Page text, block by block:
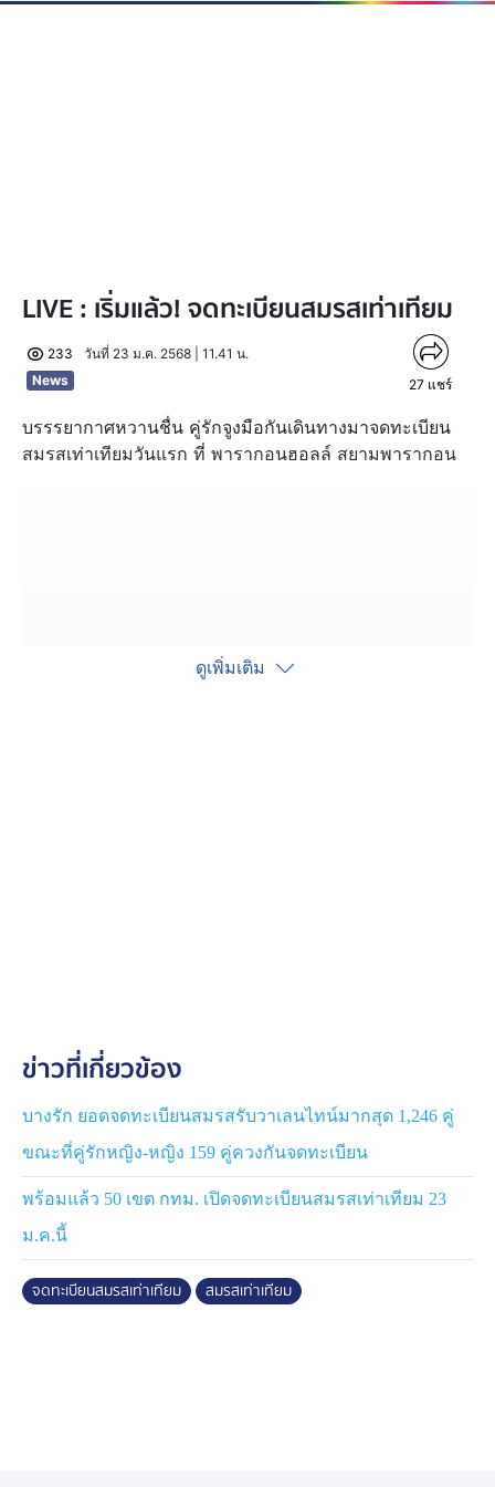
LIVE : เริ่มแล้ว! จดทะเบียนสมรสเท่าเทียม
233
วันที่ 23 ม.ค. 2568 | 11.41 น.
News
27 แชร์
บรรรยากาศหวานชื่น คู่รักจูงมือกันเดินทางมาจดทะเบียน
สมรสเท่าเทียมวันแรก ที่ พารากอนฮอลล์ สยามพารากอน
ดูเพิ่มเติม
ข่าวที่เกี่ยวข้อง
บางรัก ยอดจดทะเบียนสมรสรับวาเลนไทน์มากสุด 1,246 คู่
ขณะที่คู่รักหญิง-หญิง 159 คู่ควงกันจดทะเบียน
พร้อมแล้ว 50 เขต กทม. เปิดจดทะเบียนสมรสเท่าเทียม 23
ม.ค.นี้
จดทะเบียนสมรสเท่าเทียม สมรสเท่าเทียม